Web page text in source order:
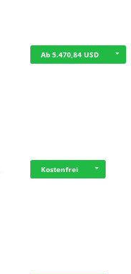
Ab 5.470,84 USD
Kostenfrei